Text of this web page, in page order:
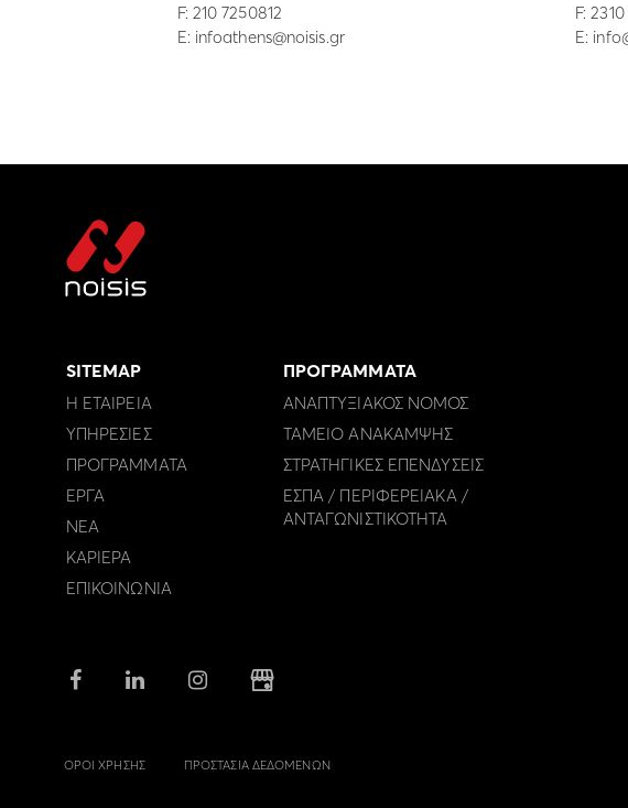
F: 210 7250812
E: infoathens@noisis.gr
F:
E:
SITEMAP
Η ΕΤΑΙΡΕΙΑ
ΥΠΗΡΕΣΙΕΣ
ΠΡΟΓΡΑΜΜΑΤΑ
ΕΡΓΑ
ΝΕΑ
ΚΑΡΙΕΡΑ
ΕΠΙΚΟΙΝΩΝΙΑ
ΠΡΟΓΡΑΜΜΑΤΑ
ΑΝΑΠΤΥΞΙΑΚΟΣ ΝΟΜΟΣ
ΤΑΜΕΙΟ ΑΝΑΚΑΜΨΗΣ
ΣΤΡΑΤΗΓΙΚΕΣ ΕΠΕΝΔΥΣΕΙΣ
ΕΣΠΑ / ΠΕΡΙΦΕΡΕΙΑΚΑ /
ΑΝΤΑΓΩΝΙΣΤΙΚΟΤΗΤΑ
ΟΡΟΙ ΧΡΗΣΗΣ ΠΡΟΣΤΑΣΙΑ ΔΕΔΟΜΕΝΩΝ